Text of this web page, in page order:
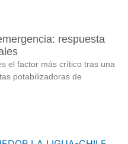
respuesta
el factor más crítico tras una
potabilizadoras de